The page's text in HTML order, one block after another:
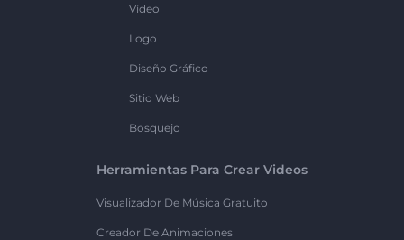
Vídeo
Logo
Diseño Gráfico
Sitio Web
Bosquejo
Herramientas Para Crear Videos
Visualizador De Música Gratuito
Creador De Animaciones